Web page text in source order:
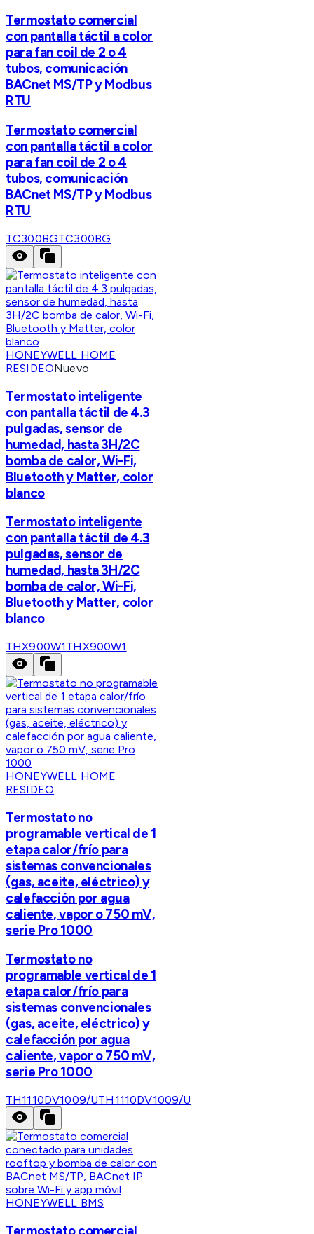
Termostato comercial
con pantalla táctil a color
para fan coil de 2 o 4
tubos, comunicación
BACnet MS/TP y Modbus
RTU
Termostato comercial
con pantalla táctil a color
para fan coil de 2 o 4
tubos, comunicación
BACnet MS/TP y Modbus
RTU
TC300BGTC300BG
HONEYWELL HOME
RESIDEONuevo
Termostato inteligente
con pantalla táctil de 4.3
pulgadas, sensor de
humedad, hasta 3H/2C
bomba de calor, Wi-Fi,
Bluetooth y Matter, color
blanco
Termostato inteligente
con pantalla táctil de 4.3
pulgadas, sensor de
humedad, hasta 3H/2C
bomba de calor, Wi-Fi,
Bluetooth y Matter, color
blanco
THX900W1THX900W1
HONEYWELL HOME
RESIDEO
Termostato no
programable vertical de 1
etapa calor/frío para
sistemas convencionales
(gas, aceite, eléctrico) y
calefacción por agua
caliente, vapor o 750 mV,
serie Pro 1000
Termostato no
programable vertical de 1
etapa calor/frío para
sistemas convencionales
(gas, aceite, eléctrico) y
calefacción por agua
caliente, vapor o 750 mV,
serie Pro 1000
TH1110DV1009/UTH1110DV1009/U
HONEYWELL BMS
Termostato comercial